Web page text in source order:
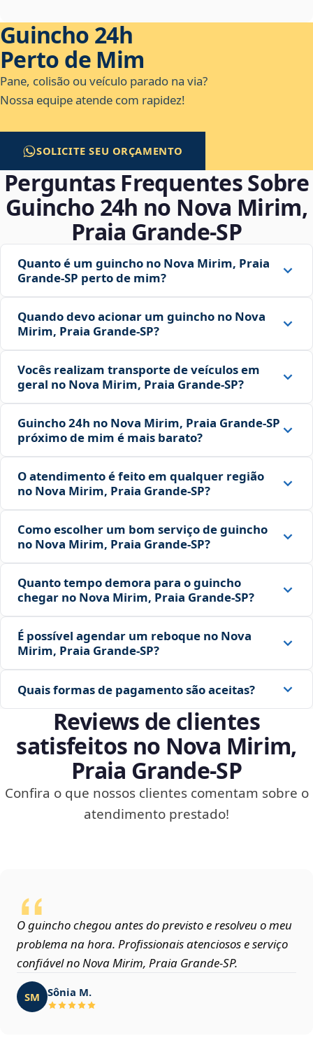
Guincho 24h
Perto de Mim
Pane, colisão ou veículo parado na via?
Nossa equipe atende com rapidez!
SOLICITE SEU ORÇAMENTO
Perguntas Frequentes Sobre
Guincho 24h no Nova Mirim,
Praia Grande‑SP
Quanto é um guincho no Nova Mirim, Praia
Grande‑SP perto de mim?
Quando devo acionar um guincho no Nova
Mirim, Praia Grande‑SP?
Vocês realizam transporte de veículos em
geral no Nova Mirim, Praia Grande‑SP?
Guincho 24h no Nova Mirim, Praia Grande‑SP
próximo de mim é mais barato?
O atendimento é feito em qualquer região
no Nova Mirim, Praia Grande‑SP?
Como escolher um bom serviço de guincho
no Nova Mirim, Praia Grande‑SP?
Quanto tempo demora para o guincho
chegar no Nova Mirim, Praia Grande‑SP?
É possível agendar um reboque no Nova
Mirim, Praia Grande‑SP?
Quais formas de pagamento são aceitas?
Reviews de clientes
satisfeitos no Nova Mirim,
Praia Grande‑SP
Confira o que nossos clientes comentam sobre o
atendimento prestado!
O guincho chegou antes do previsto e resolveu o meu
problema na hora. Profissionais atenciosos e serviço
confiável no Nova Mirim, Praia Grande‑SP.
SM Sônia M.